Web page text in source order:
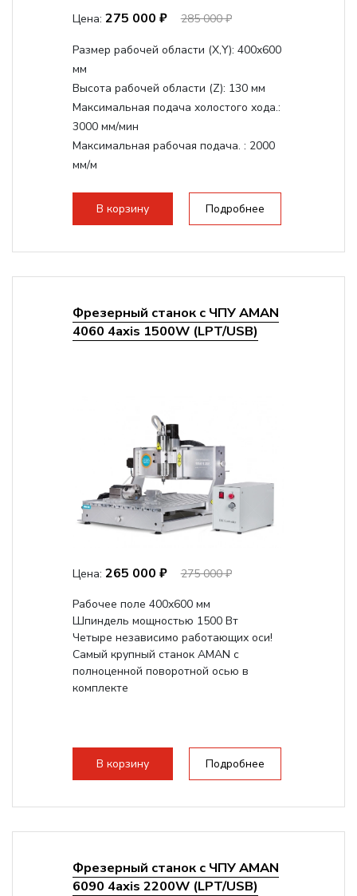
Цена: 275 000 ₽ 285 000 ₽
Размер рабочей области (Х,Y): 400x600
мм
Высота рабочей области (Z): 130 мм
Максимальная подача холостого хода.:
3000 мм/мин
Максимальная рабочая подача. : 2000
мм/м
стандартно:Т-слот
Цанговый патрон:ER11
В корзину Подробнее
Фрезерный станок с ЧПУ AMAN
4060 4axis 1500W (LPT/USB)
Цена: 265 000 ₽
275 000 ₽
Рабочее поле 400х600 мм
Шпиндель мощностью 1500 Вт
Четыре независимо работающих оси!
Самый крупный станок AMAN с
полноценной поворотной осью в
комплекте
В корзину Подробнее
Фрезерный станок с ЧПУ AMAN
6090 4axis 2200W (LPT/USB)